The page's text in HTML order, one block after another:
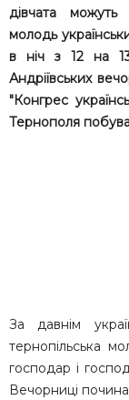
дівчата
молодь
в ніч з 12 на
Андріївських
"Конгрес
Тернополя
За давнім
тернопільська
господар і
Вечорниці